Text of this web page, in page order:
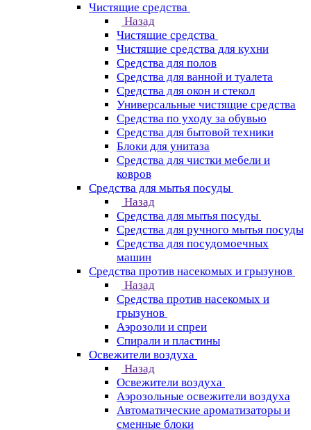
Чистящие средства
Назад
Чистящие средства
Чистящие средства для кухни
Средства для полов
Средства для ванной и туалета
Средства для окон и стекол
Универсальные чистящие средства
Средства по уходу за обувью
Средства для бытовой техники
Блоки для унитаза
Средства для чистки мебели и
ковров
Средства для мытья посуды
Назад
Средства для мытья посуды
Средства для ручного мытья посуды
Средства для посудомоечных
машин
Средства против насекомых и грызунов
Назад
Средства против насекомых и
грызунов
Аэрозоли и спреи
Спирали и пластины
Освежители воздуха
Назад
Освежители воздуха
Аэрозольные освежители воздуха
Автоматические ароматизаторы и
сменные блоки